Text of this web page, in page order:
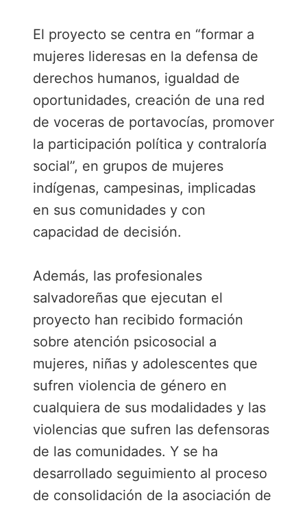
El proyecto se centra en “formar a
mujeres lideresas en la defensa de
derechos humanos, igualdad de
oportunidades, creación de una red
de voceras de portavocías, promover
la participación política y contraloría
social”, en grupos de mujeres
indígenas, campesinas, implicadas
en sus comunidades y con
capacidad de decisión.
Además, las profesionales
salvadoreñas que ejecutan el
proyecto han recibido formación
sobre atención psicosocial a
mujeres, niñas y adolescentes que
sufren violencia de género en
cualquiera de sus modalidades y las
violencias que sufren las defensoras
de las comunidades. Y se ha
desarrollado seguimiento al proceso
de consolidación de la asociación de